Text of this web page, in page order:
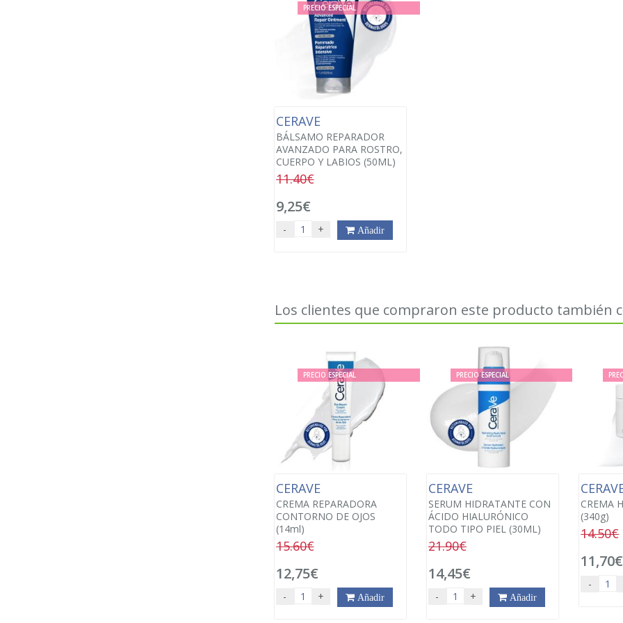
PRECIO ESPECIAL
CERAVE
BÁLSAMO REPARADOR
AVANZADO PARA ROSTRO,
CUERPO Y LABIOS (50ML)
11.40€
9,25€
- + Añadir
Los clientes que compraron este producto también
PRECIO ESPECIAL
CERAVE
CREMA REPARADORA
CONTORNO DE OJOS
(14ml)
15.60€
12,75€
- + Añadir
PRECIO ESPECIAL
CERAVE
SERUM HIDRATANTE CON
ÁCIDO HIALURÓNICO
TODO TIPO PIEL (30ML)
21.90€
14,45€
- + Añadir
CREMA
(340g)
14.50€
11,70€
-